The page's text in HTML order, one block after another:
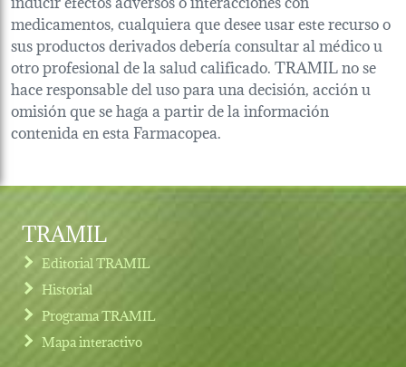
medicamentos, cualquiera que desee usar este recurso o
sus productos derivados debería consultar al médico u
otro profesional de la salud calificado. TRAMIL no se
hace responsable del uso para una decisión, acción u
omisión que se haga a partir de la información
contenida en esta Farmacopea.
TRAMIL
Editorial TRAMIL
Historial
Programa TRAMIL
Mapa interactivo